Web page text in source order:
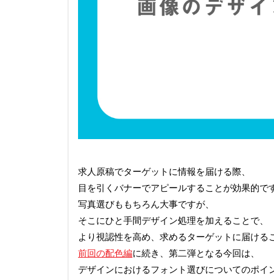
求人原稿でターゲットに情報を届ける際、
目を引くバナーでアピールすることが効果的で
写真選びももちろん大事ですが、
そこにひと手間デザイン処理を加えることで、
より視認性を高め、求めるターゲットに届ける
前回の配色編に続き、第二弾となる今回は、
デザインにおけるフォント選びについてのポイ